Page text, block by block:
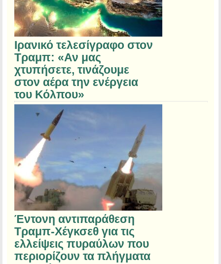
Ιρανικό τελεσίγραφο στον
Τραμπ: «Αν μας
χτυπήσετε, τινάζουμε
στον αέρα την ενέργεια
του Κόλπου»
Έντονη αντιπαράθεση
Τραμπ-Χέγκσεθ για τις
ελλείψεις πυραύλων που
περιορίζουν τα πλήγματα